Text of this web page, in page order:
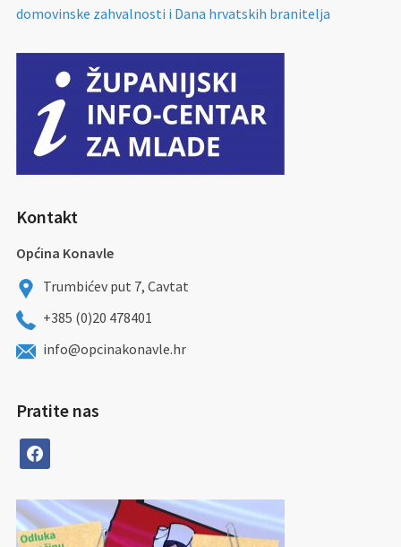
domovinske zahvalnosti i Dana hrvatskih branitelja
Kontakt
Općina Konavle
Trumbićev put 7, Cavtat
+385 (0)20 478401
info@opcinakonavle.hr
Pratite nas
facebook